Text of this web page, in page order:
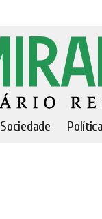
Sociedade Política